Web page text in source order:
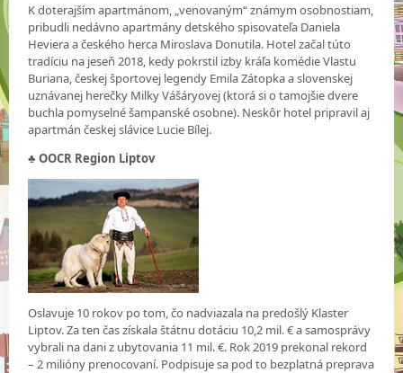
K doterajším apartmánom, „venovaným“ známym osobnostiam,
pribudli nedávno apartmány detského spisovateľa Daniela
Heviera a českého herca Miroslava Donutila. Hotel začal túto
tradíciu na jeseň 2018, kedy pokrstil izby kráľa komédie Vlastu
Buriana, českej športovej legendy Emila Zátopka a slovenskej
uznávanej herečky Milky Vášáryovej (ktorá si o tamojšie dvere
buchla pomyselné šampanské osobne). Neskôr hotel pripravil aj
apartmán českej slávice Lucie Bílej.
♣ OOCR Region Liptov
Oslavuje 10 rokov po tom, čo nadviazala na predošlý Klaster
Liptov. Za ten čas získala štátnu dotáciu 10,2 mil. € a samosprávy
vybrali na dani z ubytovania 11 mil. €. Rok 2019 prekonal rekord
– 2 milióny prenocovaní. Podpisuje sa pod to bezplatná preprava